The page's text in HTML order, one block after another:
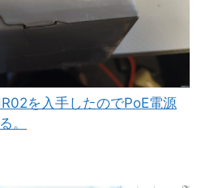
を入手したのでPoE電源
。